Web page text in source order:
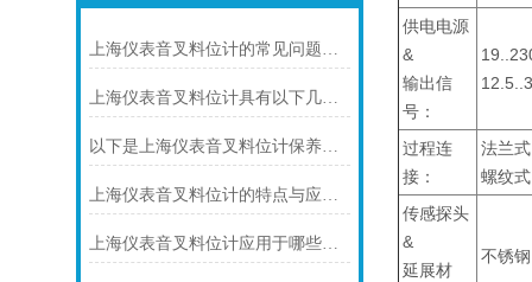
上海仪表音叉料位计的常见问题及其解决方法
上海仪表音叉料位计具有以下几个主要的用途
以下是上海仪表音叉料位计保养的技巧
上海仪表音叉料位计的特点与应用的解析
上海仪表音叉料位计应用于哪些领域呢？
供电电源
&
输出信
号：
过程连
接：
法兰
螺纹
传感探头
&
延展材
不锈钢